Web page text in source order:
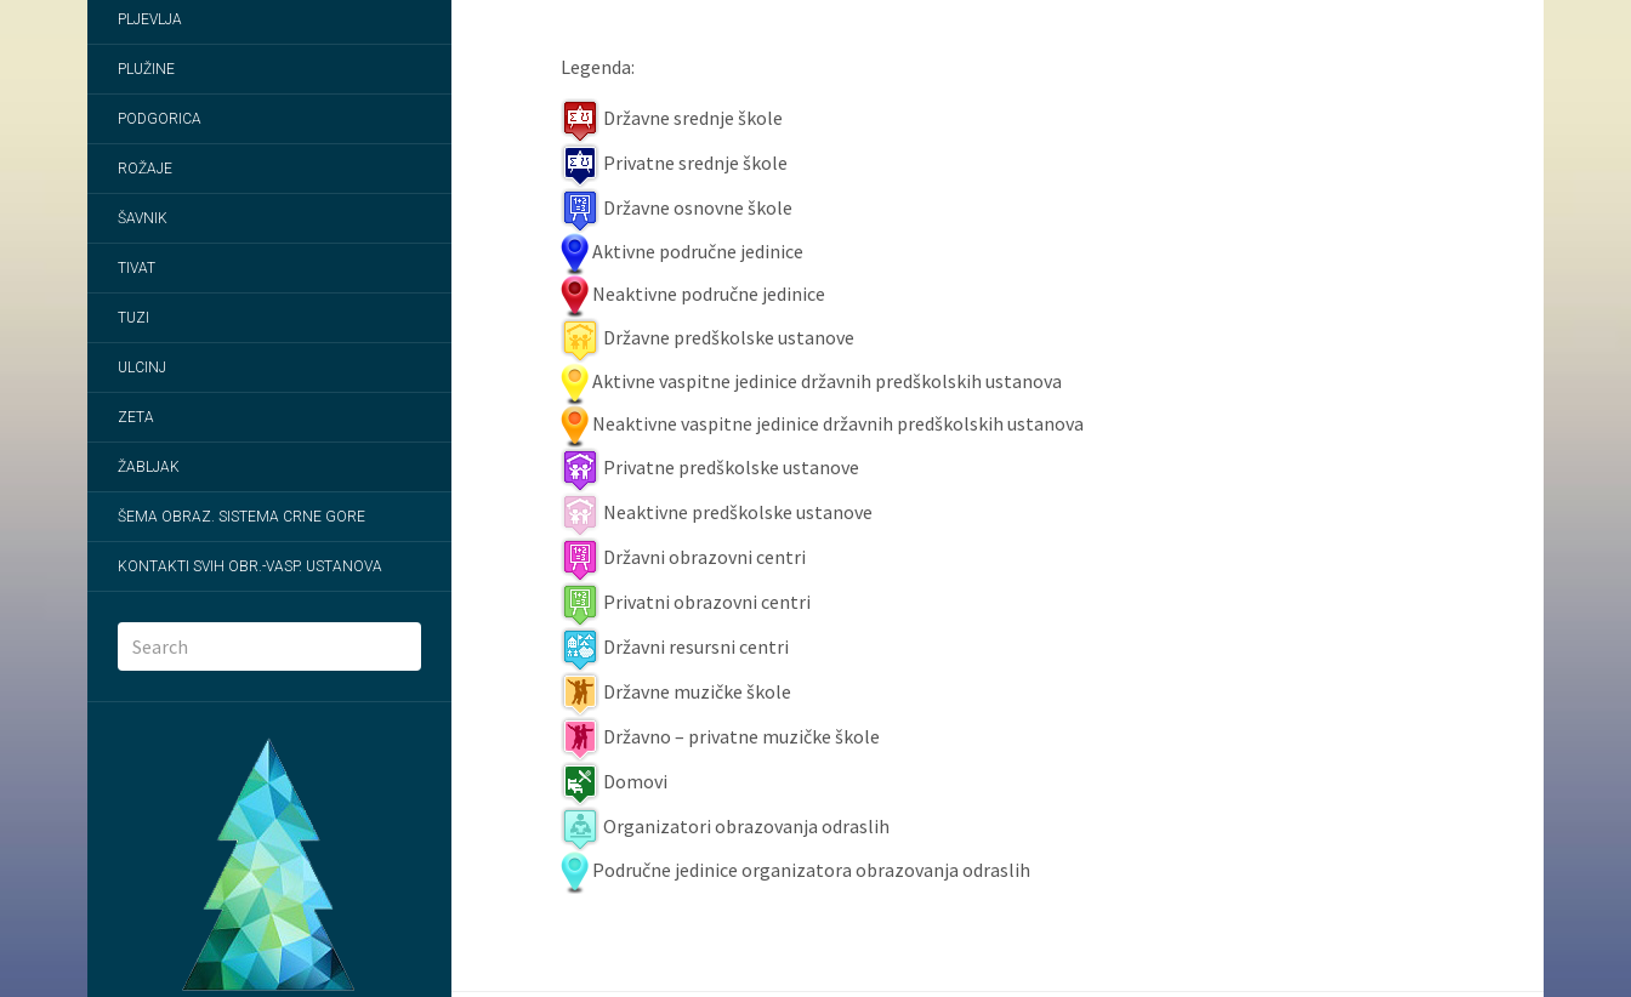
PLJEVLJA
PLUŽINE
PODGORICA
ROŽAJE
ŠAVNIK
TIVAT
TUZI
ULCINJ
ZETA
ŽABLJAK
ŠEMA OBRAZ. SISTEMA CRNE GORE
KONTAKTI SVIH OBR.-VASP. USTANOVA
Legenda:
Državne srednje škole
Privatne srednje škole
Državne osnovne škole
Aktivne područne jedinice
Neaktivne područne jedinice
Državne predškolske ustanove
Aktivne vaspitne jedinice državnih predškolskih ustanova
Neaktivne vaspitne jedinice državnih predškolskih ustanova
Privatne predškolske ustanove
Neaktivne predškolske ustanove
Državni obrazovni centri
Privatni obrazovni centri
Državni resursni centri
Državne muzičke škole
Državno – privatne muzičke škole
Domovi
Organizatori obrazovanja odraslih
Područne jedinice organizatora obrazovanja odraslih